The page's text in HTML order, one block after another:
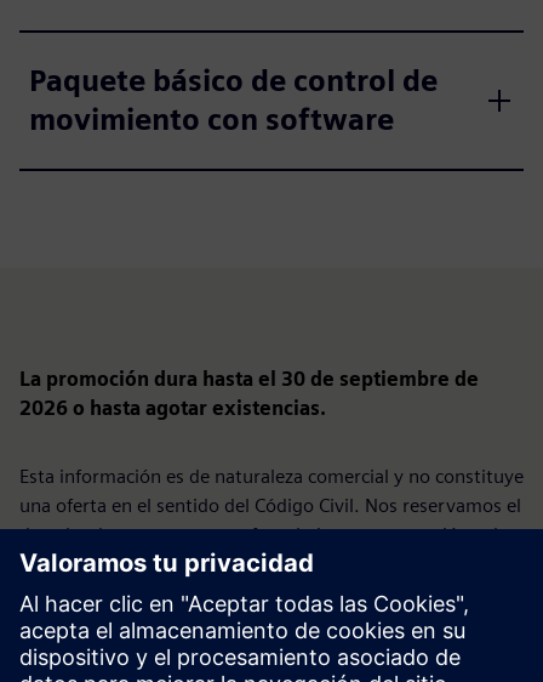
Paquete básico de control de
movimiento con software
La promoción dura hasta el 30 de septiembre de
2026 o hasta agotar existencias.
Esta información es de naturaleza comercial y no constituye
una oferta en el sentido del Código Civil. Nos reservamos el
derecho de presentar una oferta bajo esta promoción solo
para empresas seleccionadas.
La promoción no está dirigida a los consumidores.
Siemens Sp. z o.o., ul. Żupnicza 11, 03-821 Varsovia | Tel.
+48 22 870 9000 | Tribunal de Distrito de la Ciudad Capital